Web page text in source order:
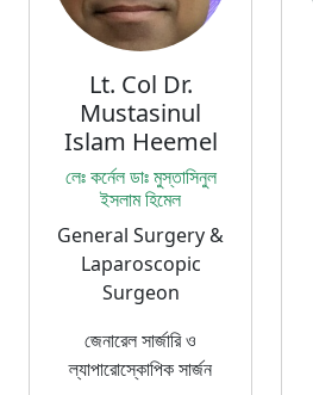
Lt. Col Dr.
Mustasinul
Islam Heemel
লেঃ কর্নেল ডাঃ মুস্তাসিনুল
ইসলাম হিমেল
General Surgery &
Laparoscopic
Surgeon
জেনারেল সার্জারি ও
ল্যাপারোস্কোপিক সার্জন